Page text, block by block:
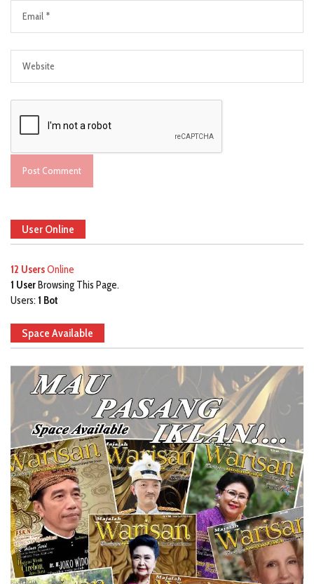
User Online
12 UsersOnline
1 UserBrowsing This Page.
Users: 1 Bot
Space Available